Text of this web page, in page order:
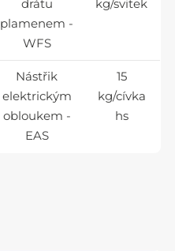
drátu
plamenem -
WFS
kg/svitek
Nástřik
elektrickým
obloukem -
EAS
15
kg/cívka
hs